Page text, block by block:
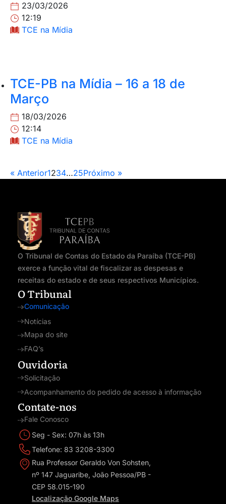
23/03/2026
12:19
TCE na Mídia
TCE-PB na Mídia – 16 a 18 de
Março
18/03/2026
12:14
TCE na Mídia
« Anterior1234…25Próximo »
O Tribunal de Contas do Estado da Paraíba (TCE-PB)
exerce a função vital de fiscalizar as despesas e
receitas do estado e de seus respectivos Municípios.
O Tribunal
Comunicação
Notícias
Mapa do site
FAQ’s
Ouvidoria
Solicitação
Acompanhamento do pedido de acesso à informação
Contate-nos
Fale Conosco
Seg - Sex: 07h às 13h
Telefone: 83 3208-3300
Rua Professor Geraldo Von Sohsten,
nº 147 Jaguaribe, João Pessoa/PB -
CEP 58.015-190
Localização Google Maps